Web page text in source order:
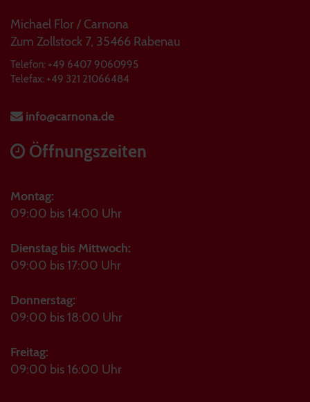
Michael Flor / Carnona
Zum Zollstock 7, 35466 Rabenau
Telefon: +49 6407 9060995
Telefax: +49 321 21066484
info@carnona.de
Öffnungszeiten
Montag:
09:00 bis 14:00 Uhr
Dienstag bis Mittwoch:
09:00 bis 17:00 Uhr
Donnerstag:
09:00 bis 18:00 Uhr
Freitag:
09:00 bis 16:00 Uhr